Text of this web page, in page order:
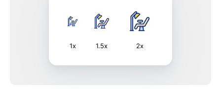
1x 1.5x 2x